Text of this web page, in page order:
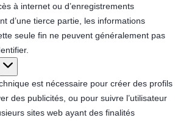
à internet ou d’enregistrements
d’une tierce partie, les informations
seule fin ne peuvent généralement pas
est nécessaire pour créer des profils
des publicités, ou pour suivre l’utilisateur
sites web ayant des finalités